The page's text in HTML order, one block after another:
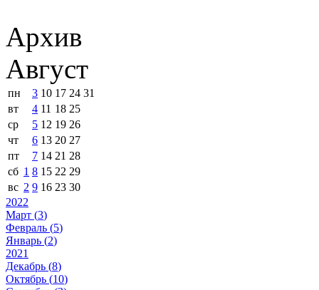
Архив
Август
пн 3 10 17 24 31
вт
4 11 18 25
ср
5 12 19 26
чт
6 13 20 27
пт
7 14 21 28
сб 1 8 15 22 29
вс 2 9 16 23 30
2022
Март (3)
Февраль (5)
Январь (2)
2021
Декабрь (8)
Октябрь (10)